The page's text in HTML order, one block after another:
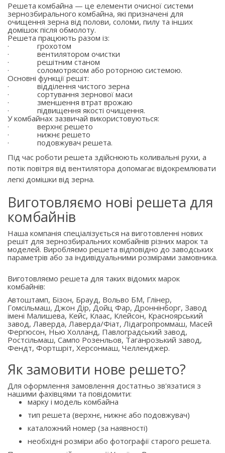
Решета комбайна — це елементи очисної системи
зернозбирального комбайна, які призначені для
очищення зерна від полови, соломи, пилу та інших
домішок після обмолоту.
Решета працюють разом із:
·
грохотом
·
вентилятором очистки
·
решітним станом
·
соломотрясом або роторною системою.
Основні функції решіт:
·
відділення чистого зерна
·
сортування зернової маси
·
зменшення втрат врожаю
·
підвищення якості очищення.
У комбайнах зазвичай використовуються:
·
верхнє решето
·
нижнє решето
·
подовжувач решета.
Під час роботи решета здійснюють коливальні рухи, а
потік повітря від вентилятора допомагає відокремлювати
легкі домішки від зерна.
Виготовляємо нові решета для
комбайнів
Наша компанія спеціалізується на виготовленні нових
решіт для зернозбиральних комбайнів різних марок та
моделей. Виробляємо решета відповідно до заводських
параметрів або за індивідуальними розмірами замовника.
Виготовляємо решета для таких відомих марок
комбайнів:
Автоштамп, Бізон, Брауд, Вольво БМ, Глінер,
Гомсільмаш, Джон Дір, Дойц Фар, Дроннінборг, Завод
імені Малишева, Кейс, Клаас, Клейсон, Красноярський
завод, Лаверда, Лаверда/Фіат, Лідагропроммаш, Масей
Фергюсон, Нью Холланд, Павлоградський завод,
Ростсільмаш, Сампо Розенльов, Таганрозький завод,
Фендт, Фортшріт, Херсонмаш, Челленджер.
Як замовити нове решето?
Для оформлення замовлення достатньо зв'язатися з
нашими фахівцями та повідомити:
марку і модель комбайна
тип решета (верхнє, нижнє або подовжувач)
каталожний номер (за наявності)
необхідні розміри або фотографії старого решета.